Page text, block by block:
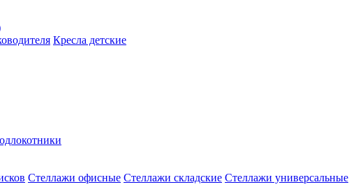
Кресла детские
Стеллажи офисные Стеллажи складские Стеллажи универсальные